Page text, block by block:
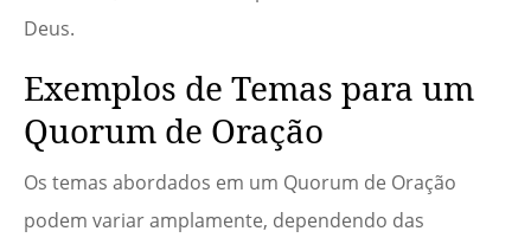
Deus.
Exemplos de Temas para um
Quorum de Oração
Os temas abordados em um Quorum de Oração
podem variar amplamente, dependendo das